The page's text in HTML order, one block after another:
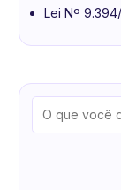
Lei Nº